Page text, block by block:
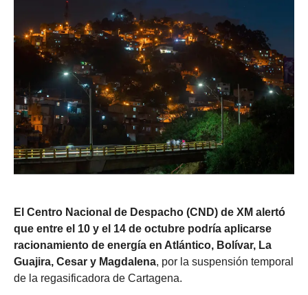
El Centro Nacional de Despacho (CND) de XM alertó
que entre el 10 y el 14 de octubre podría aplicarse
racionamiento de energía en Atlántico, Bolívar, La
Guajira, Cesar y Magdalena, por la suspensión temporal
de la regasificadora de Cartagena.